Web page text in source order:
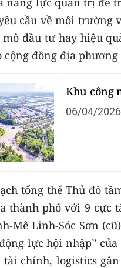
cầu về môi trường
mô đầu tư hay hiệu
đồng địa phương
Khu công
06/04/
tổng thể Thủ đô
thành phố với 9 cực
Mê Linh-Sóc Sơn
lực hội nhập”
tài chính, logistics